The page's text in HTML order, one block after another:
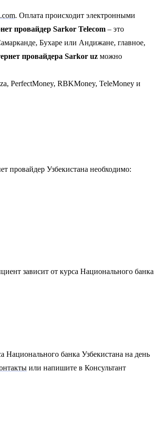
. Оплата происходит электронными
провайдер Sarkor Telecom – это
Бухаре или Андижане, главное,
провайдера Sarkor uz можно
PerfectMoney, RBKMoney, TeleMoney и
провайдер Узбекистана необходимо:
зависит от курса Национального банка
Национального банка Узбекистана на день
или напишите в Консультант